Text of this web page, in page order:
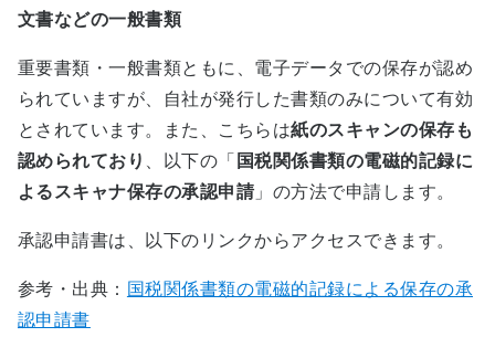
文書などの一般書類
重要書類・一般書類ともに、電子データでの保存が認め
られていますが、自社が発行した書類のみについて有効
とされています。また、こちらは紙のスキャンの保存も
認められており
、以下の「 国税関係書類の電磁的記録に
よるスキャナ保存の承認申請」の方法で申請します。
承認申請書は、以下のリンクからアクセスできます。
参考・出典： 国税関係書類の電磁的記録による保存の承
認申請書